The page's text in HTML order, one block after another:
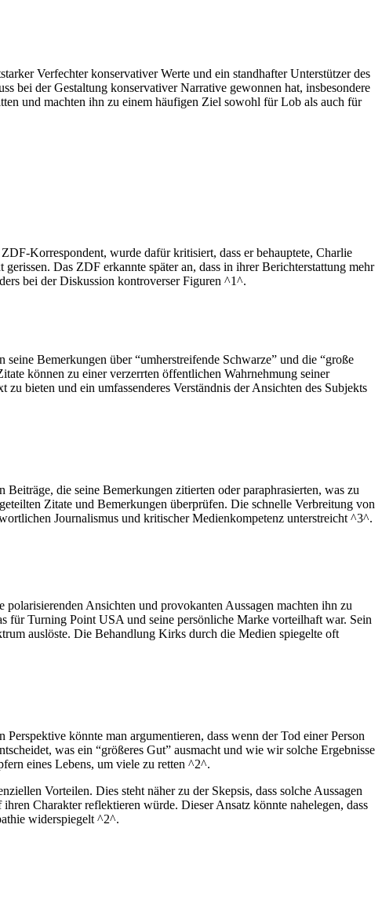
Verfechter konservativer Werte und ein standhafter Unterstützer des
bei der Gestaltung konservativer Narrative gewonnen hat, insbesondere
und machten ihn zu einem häufigen Ziel sowohl für Lob als auch für
Korrespondent, wurde dafür kritisiert, dass er behauptete, Charlie
Das ZDF erkannte später an, dass in ihrer Berichterstattung mehr
bei der Diskussion kontroverser Figuren ^1^.
Bemerkungen über “umherstreifende Schwarze” und die “große
können zu einer verzerrten öffentlichen Wahrnehmung seiner
bieten und ein umfassenderes Verständnis der Ansichten des Subjekts
die seine Bemerkungen zitierten oder paraphrasierten, was zu
Zitate und Bemerkungen überprüfen. Die schnelle Verbreitung von
Journalismus und kritischer Medienkompetenz unterstreicht ^3^.
Ansichten und provokanten Aussagen machten ihn zu
für Turning Point USA und seine persönliche Marke vorteilhaft war. Sein
auslöste. Die Behandlung Kirks durch die Medien spiegelte oft
könnte man argumentieren, dass wenn der Tod einer Person
was ein “größeres Gut” ausmacht und wie wir solche Ergebnisse
eines Lebens, um viele zu retten ^2^.
Vorteilen. Dies steht näher zu der Skepsis, dass solche Aussagen
Charakter reflektieren würde. Dieser Ansatz könnte nahelegen, dass
widerspiegelt ^2^.